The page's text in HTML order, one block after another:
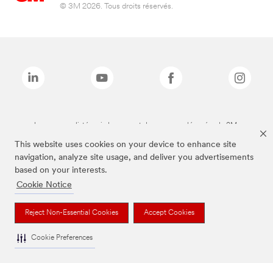
This website uses cookies on your device to enhance site
navigation, analyze site usage, and deliver you advertisements
based on your interests.
Cookie Notice
Reject Non-Essential Cookies Accept Cookies
Cookie Preferences
© 3M 2026. Tous droits réservés.
Les marques listées ci-dessus sont des marques déposées de 3M.